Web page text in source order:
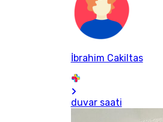
İbrahim Cakiltas
duvar saati